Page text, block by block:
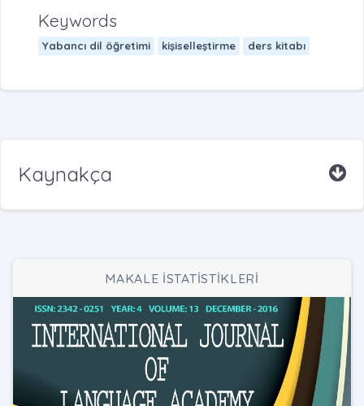
Keywords
Yabancı dil öğretimi kişiselleştirme ders kitabı
Kaynakça
MAKALE İSTATİSTİKLERİ